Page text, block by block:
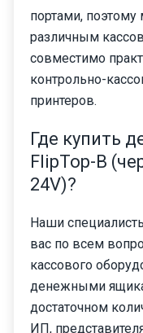
портами,
различным
совместимо
контрольно-
принтеров.
Где купить
FlipTop-B
24V)?
Наши
вас по всем
кассового
денежными
достаточном
ИП,